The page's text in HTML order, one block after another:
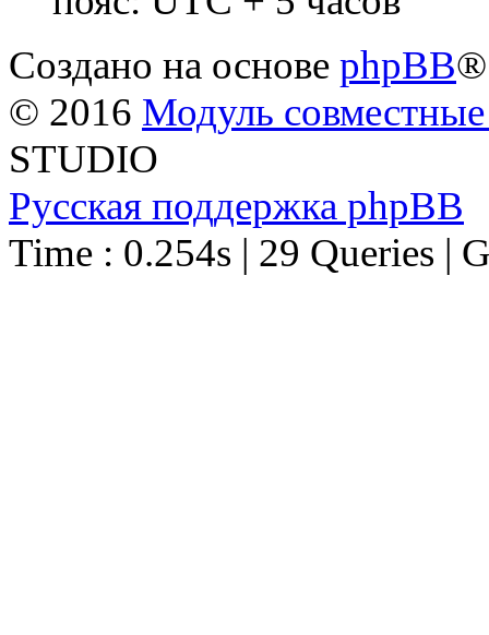
Создано на основе phpBB®
© 2016 Модуль
STUDIO
Русская поддержка phpBB
Time : 0.254s | 29 Queries |